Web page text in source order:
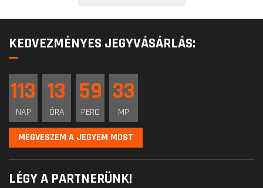
KEDVEZMÉNYES JEGYVÁSÁRLÁS:
113
NAP
13
ÓRA
59
PERC
33
MP
MEGVESZEM A JEGYEM MOST
LÉGY A PARTNERÜNK!